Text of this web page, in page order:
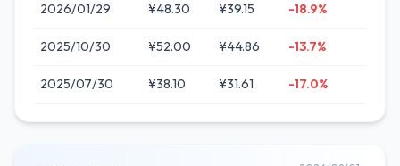
2026/01/29 ¥48.30 ¥39.15 -18.9%
2025/10/30 ¥52.00 ¥44.86 -13.7%
2025/07/30 ¥38.10 ¥31.61 -17.0%